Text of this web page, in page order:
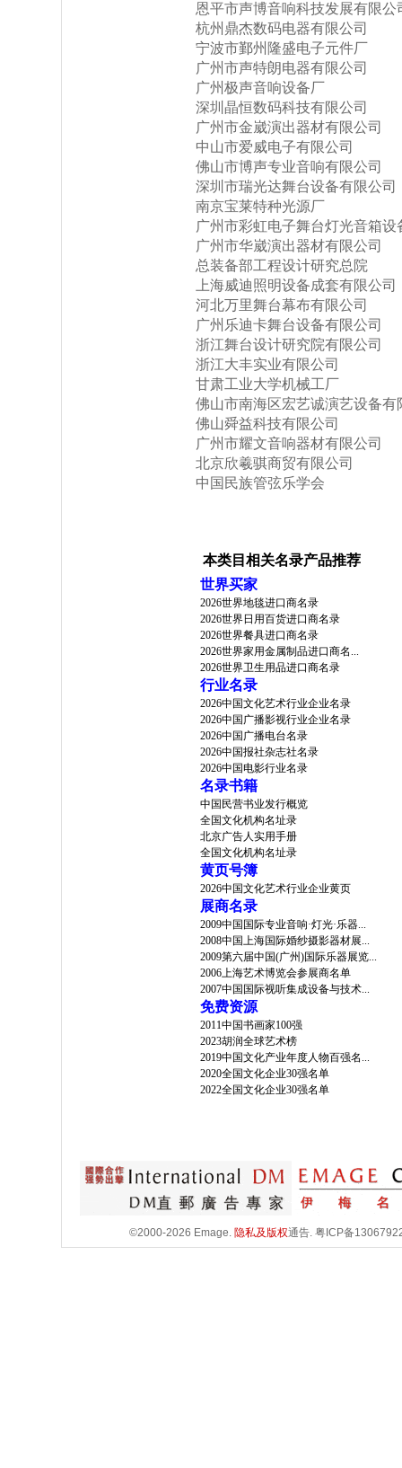
恩平市声博音响科技发展有限公
杭州鼎杰数码电器有限公司
宁波市鄞州隆盛电子元件厂
广州市声特朗电器有限公司
广州极声音响设备厂
深圳晶恒数码科技有限公司
广州市金崴演出器材有限公司
中山市爱威电子有限公司
佛山市博声专业音响有限公司
深圳市瑞光达舞台设备有限公司
南京宝莱特种光源厂
广州市彩虹电子舞台灯光音箱设
广州市华崴演出器材有限公司
总装备部工程设计研究总院
上海威迪照明设备成套有限公司
河北万里舞台幕布有限公司
广州乐迪卡舞台设备有限公司
浙江舞台设计研究院有限公司
浙江大丰实业有限公司
甘肃工业大学机械工厂
佛山市南海区宏艺诚演艺设备有
佛山舜益科技有限公司
广州市耀文音响器材有限公司
北京欣羲骐商贸有限公司
中国民族管弦乐学会
本类目相关名录产品推荐
世界买家
2026世界地毯进口商名录
2026世界日用百货进口商名录
2026世界餐具进口商名录
2026世界家用金属制品进口商名...
2026世界卫生用品进口商名录
行业名录
2026中国文化艺术行业企业名录
2026中国广播影视行业企业名录
2026中国广播电台名录
2026中国报社杂志社名录
2026中国电影行业名录
名录书籍
中国民营书业发行概览
全国文化机构名址录
北京广告人实用手册
全国文化机构名址录
黄页号簿
2026中国文化艺术行业企业黄页
展商名录
2009中国国际专业音响·灯光·乐器...
2008中国上海国际婚纱摄影器材展...
2009第六届中国(广州)国际乐器展览...
2006上海艺术博览会参展商名单
2007中国国际视听集成设备与技术...
免费资源
2011中国书画家100强
2023胡润全球艺术榜
2019中国文化产业年度人物百强名...
2020全国文化企业30强名单
2022全国文化企业30强名单
©2000-2026 Emage. 隐私及版权通告. 粤ICP备